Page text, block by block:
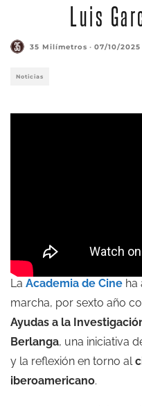
Luis
35 Milímetros · 07/10/2025
Noticias
La Academia de Cine ha
marcha, por sexto año
Ayudas a la
Berlanga, una iniciativa
y la reflexión en torno al
iberoamericano.